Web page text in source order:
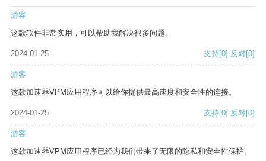
游客
这款软件非常实用，可以帮助我解决很多问题。
2024-01-25 支持[0] 反对[0]
游客
这款加速器VPM应用程序可以给你提供最高速度和安全性的连接。
2024-01-25 支持[0] 反对[0]
游客
这款加速器VPM应用程序已经为我们带来了无限的隐私和安全性保护。